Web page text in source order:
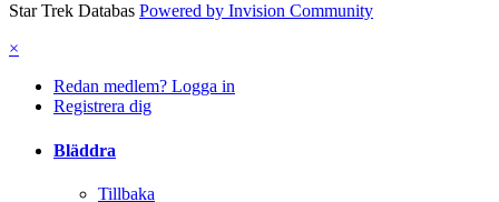
Star Trek Databas Powered by Invision Community
×
Redan medlem? Logga in
Registrera dig
Bläddra
Tillbaka